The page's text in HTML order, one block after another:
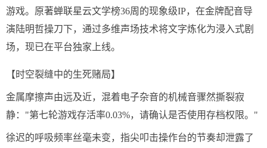
游戏。原著蝉联星云文学榜36周的现象级IP，在金牌配音导
演陆明哲操刀下，通过多维声场技术将文字炼化为浸入式剧
场，现已在平台独家上线。
【时空裂缝中的生死赌局】
金属摩擦声由远及近，混着电子杂音的机械音骤然撕裂寂
静："第七轮游戏存活率0.03%，请确认是否使用存档权限。"
徐迟的呼吸频率丝毫未变，指尖叩击操作台的节奏却泄露了